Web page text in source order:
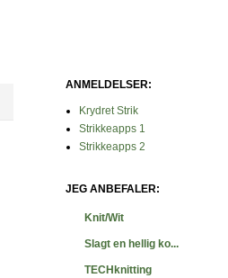
ANMELDELSER:
Krydret Strik
Strikkeapps 1
Strikkeapps 2
JEG ANBEFALER:
Knit/Wit
Slagt en hellig ko...
TECHknitting